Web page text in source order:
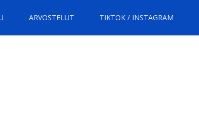
ARVOSTELUT TIKTOK / INSTAGRAM